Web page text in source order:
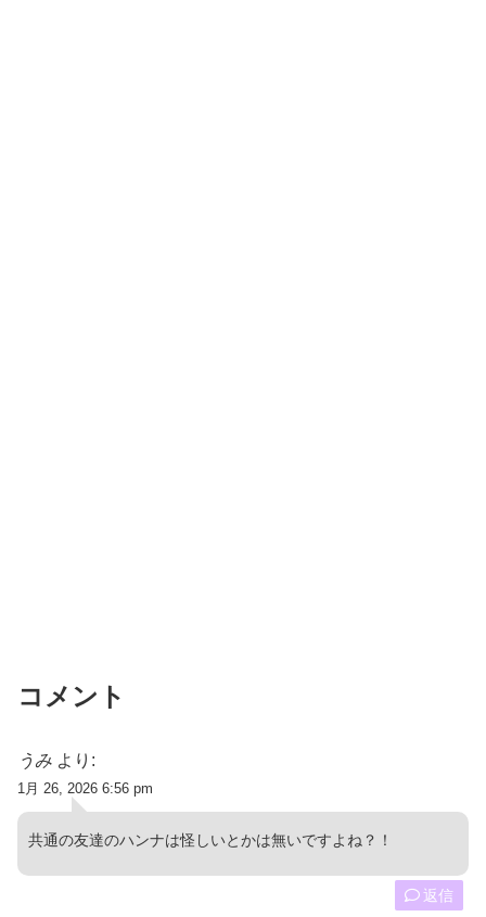
コメント
うみ より:
1月 26, 2026 6:56 pm
共通の友達のハンナは怪しいとかは無いですよね？！
返信